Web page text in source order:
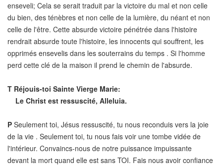
enseveli; Cela se serait traduit par la victoire du mal et non celle
du bien, des ténèbres et non celle de la lumière, du néant et non
celle de l'être. Cette absurde victoire pénétrée dans l'histoire
rendrait absurde toute l'histoire, les innocents qui souffrent, les
opprimés ensevelis dans les souterrains du temps . Si l'homme
perd cette clé de la maison il prend le chemin de l'absurde.
T Réjouis-toi Sainte Vierge Marie:
Le Christ est ressuscité, Alleluia.
P Seulement toi, Jésus ressuscité, tu nous reconduis vers la joie
de la vie . Seulement toi, tu nous fais voir une tombe vidée de
l'intérieur. Convaincs-nous de notre puissance impuissante
devant la mort quand elle est sans TOI. Fais nous avoir confiance